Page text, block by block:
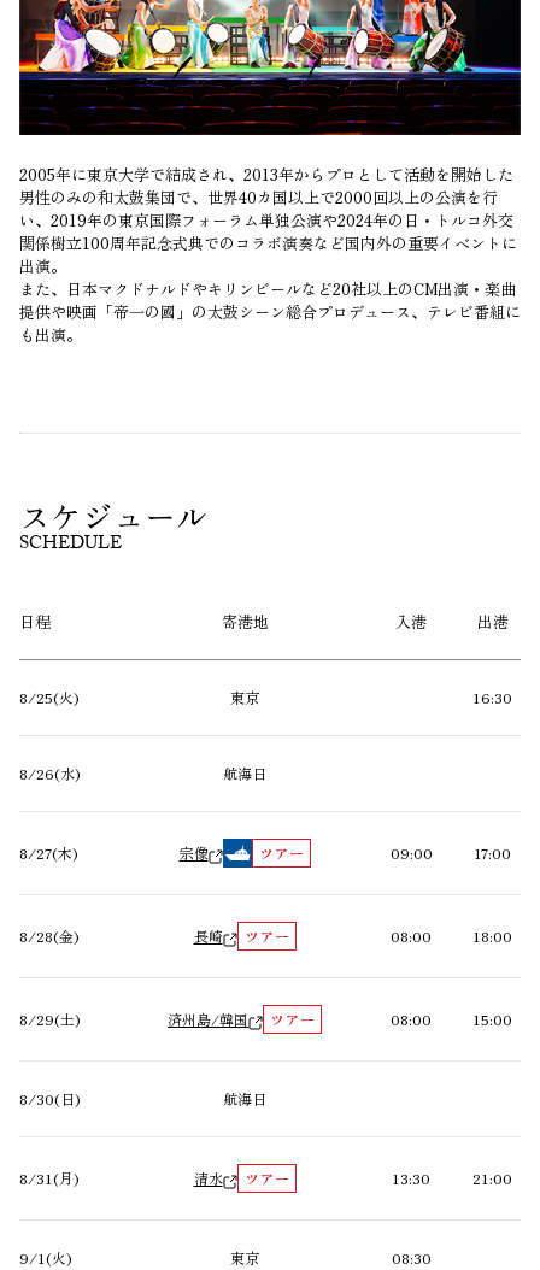
2005年に東京大学で結成され、2013年からプロとして活動を開始した
男性のみの和太鼓集団で、世界40カ国以上で2000回以上の公演を行
い、2019年の東京国際フォーラム単独公演や2024年の日・トルコ外交
関係樹立100周年記念式典でのコラボ演奏など国内外の重要イベントに
出演。
また、日本マクドナルドやキリンビールなど20社以上のCM出演・楽曲
提供や映画「帝一の國」の太鼓シーン総合プロデュース、テレビ番組に
も出演。
スケジュール
SCHEDULE
日程 寄港地 入港 出港
8/25(火) 東京 16:30
8/26(水) 航海日
8/27(木) 宗像 09:00 17:00
8/28(金) 長崎 08:00 18:00
8/29(土) 済州島/韓国 08:00 15:00
8/30(日) 航海日
8/31(月) 清水 13:30 21:00
9/1(火) 東京 08:30